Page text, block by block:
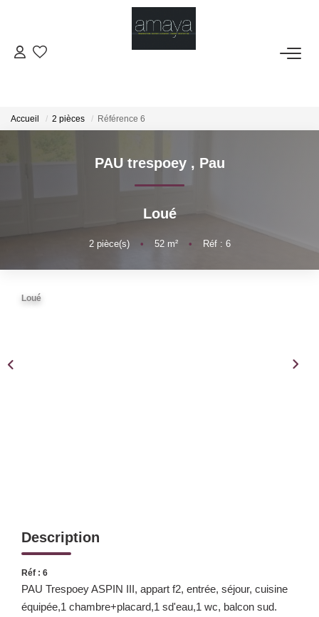
LOUER
ESTIMATION
Accueil 2 pièces Référence 6
PAU trespoey , Pau
Loué
2pièce(s) • 52m² • Réf : 6
Loué
Description
Réf : 6
PAU Trespoey ASPIN III, appart f2, entrée, séjour, cuisine
équipée,1 chambre+placard,1 sd'eau,1 wc, balcon sud.